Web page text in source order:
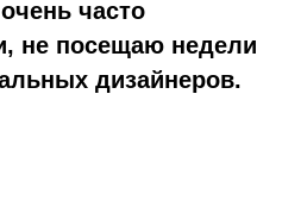
часто
не посещаю недели
дизайнеров.